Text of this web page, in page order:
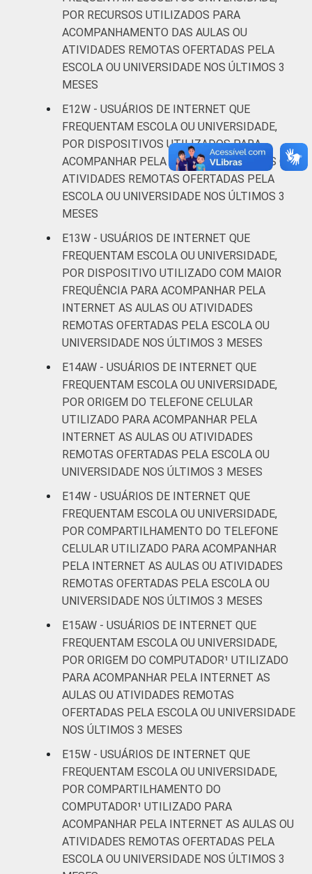
Fonte: CGI.br/NIC.br, Centro Regional de
Estudos para o Desenvolvimento da
Sociedade da Informação (Cetic.br),
Pesquisa on-line com usuários de Internet no
Brasil - Painel TIC COVID-19 - Edição 4.
¹ Considera-se computador o notebook, o
computador de mesa ou desktop e o tablet.
POR RECURSOS UTILIZADOS PARA
ACOMPANHAMENTO DAS AULAS OU
ATIVIDADES REMOTAS OFERTADAS PELA
ESCOLA OU UNIVERSIDADE NOS ÚLTIMOS 3
MESES
E12W - USUÁRIOS DE INTERNET QUE
FREQUENTAM ESCOLA OU UNIVERSIDADE,
POR DISPOSITIVOS UTILIZADOS PARA
ACOMPANHAR PELA INTERNET AS AULAS OU
ATIVIDADES REMOTAS OFERTADAS PELA
ESCOLA OU UNIVERSIDADE NOS ÚLTIMOS 3
MESES
E13W - USUÁRIOS DE INTERNET QUE
FREQUENTAM ESCOLA OU UNIVERSIDADE,
POR DISPOSITIVO UTILIZADO COM MAIOR
FREQUÊNCIA PARA ACOMPANHAR PELA
INTERNET AS AULAS OU ATIVIDADES
REMOTAS OFERTADAS PELA ESCOLA OU
UNIVERSIDADE NOS ÚLTIMOS 3 MESES
E14AW - USUÁRIOS DE INTERNET QUE
FREQUENTAM ESCOLA OU UNIVERSIDADE,
POR ORIGEM DO TELEFONE CELULAR
UTILIZADO PARA ACOMPANHAR PELA
INTERNET AS AULAS OU ATIVIDADES
REMOTAS OFERTADAS PELA ESCOLA OU
UNIVERSIDADE NOS ÚLTIMOS 3 MESES
E14W - USUÁRIOS DE INTERNET QUE
FREQUENTAM ESCOLA OU UNIVERSIDADE,
POR COMPARTILHAMENTO DO TELEFONE
CELULAR UTILIZADO PARA ACOMPANHAR
PELA INTERNET AS AULAS OU ATIVIDADES
REMOTAS OFERTADAS PELA ESCOLA OU
UNIVERSIDADE NOS ÚLTIMOS 3 MESES
E15AW - USUÁRIOS DE INTERNET QUE
FREQUENTAM ESCOLA OU UNIVERSIDADE,
POR ORIGEM DO COMPUTADOR¹ UTILIZADO
PARA ACOMPANHAR PELA INTERNET AS
AULAS OU ATIVIDADES REMOTAS
OFERTADAS PELA ESCOLA OU UNIVERSIDADE
NOS ÚLTIMOS 3 MESES
E15W - USUÁRIOS DE INTERNET QUE
FREQUENTAM ESCOLA OU UNIVERSIDADE,
POR COMPARTILHAMENTO DO
COMPUTADOR¹ UTILIZADO PARA
ACOMPANHAR PELA INTERNET AS AULAS OU
ATIVIDADES REMOTAS OFERTADAS PELA
ESCOLA OU UNIVERSIDADE NOS ÚLTIMOS 3